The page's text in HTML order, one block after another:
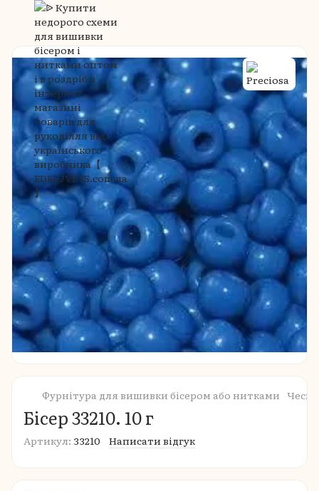
Фурнітура для вишивки бісером або нитками
Бісер 33210. 10 г
Артикул: 33210 Написати відгук